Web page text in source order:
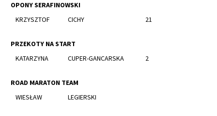
OPONY SERAFINOWSKI
KRZYSZTOF
CICHY 21
PRZEKOTY NA START
KATARZYNA
CUPER-GANCARSKA 2
ROAD MARATON TEAM
WIESŁAW
LEGIERSKI